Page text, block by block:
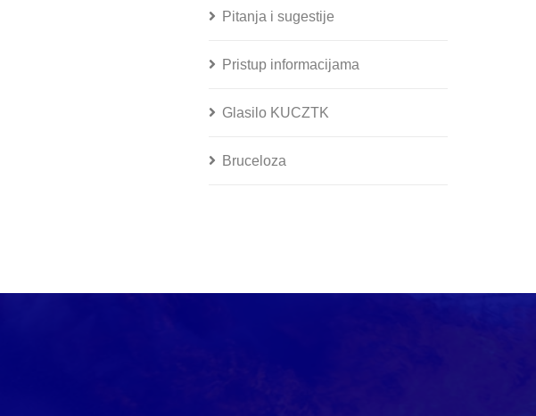
Pitanja i sugestije
Pristup informacijama
Glasilo KUCZTK
Bruceloza